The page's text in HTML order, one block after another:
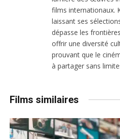
films internationaux.
laissant ses
dépasse les
offrir une diversité
prouvant que le
à partager sans
Films similaires